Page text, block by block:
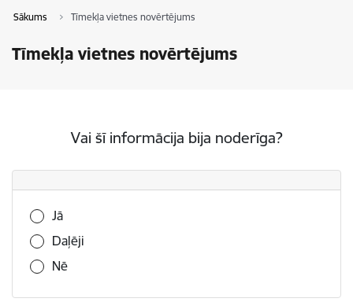
Sākums Tīmekļa vietnes novērtējums
Tīmekļa vietnes novērtējums
Vai šī informācija bija noderīga?
Vai šī informācija bija noderīga?
Jā
Daļēji
Nē